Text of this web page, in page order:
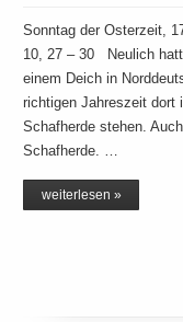
Sonntag der Osterzeit,
10, 27 – 30 Neulich
einem Deich in
richtigen Jahreszeit dort
Schafherde stehen.
Schafherde. …
weiterlesen »